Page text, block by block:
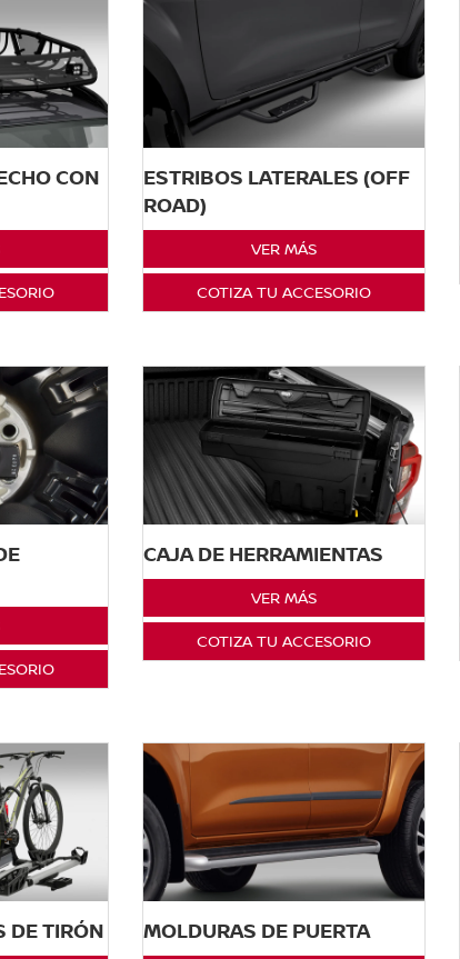
CON
ESTRIBOS LATERALES (OFF
ROAD)
VER MÁS
COTIZA TU ACCESORIO
CAJA DE HERRAMIENTAS
VER MÁS
COTIZA TU ACCESORIO
DE TIRÓN MOLDURAS DE PUERTA